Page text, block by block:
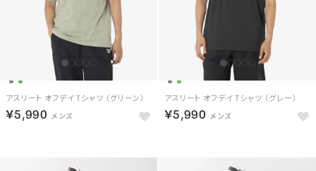
アスリート オフデイ Tシャツ （グリーン）
￥5,990
アスリート オフデイ Tシャツ （グレー）
￥5,990